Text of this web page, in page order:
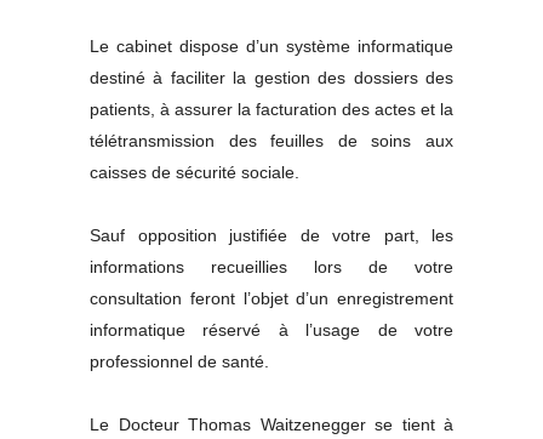
Le cabinet dispose d’un système informatique
destiné à faciliter la gestion des dossiers des
patients, à assurer la facturation des actes et la
télétransmission des feuilles de soins aux
caisses de sécurité sociale.
Sauf opposition justifiée de votre part, les
informations recueillies lors de votre
consultation feront l’objet d’un enregistrement
informatique réservé à l’usage de votre
professionnel de santé.
Le Docteur Thomas Waitzenegger se tient à